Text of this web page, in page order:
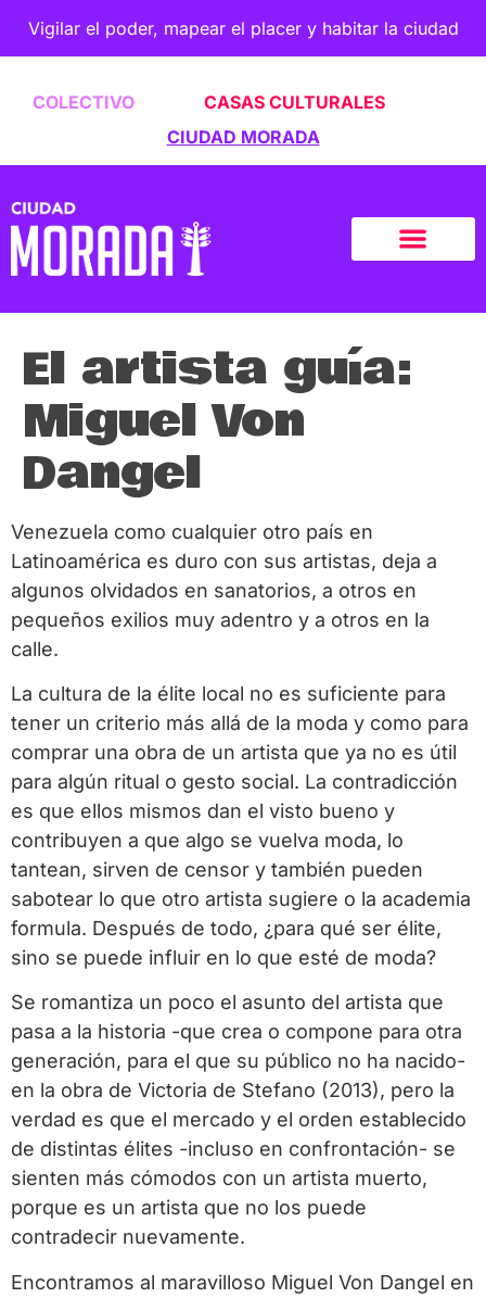
Vigilar el poder, mapear el placer y habitar la ciudad
COLECTIVO
CASAS CULTURALES
CIUDAD MORADA
El artista guía:
Miguel Von
Dangel
Venezuela como cualquier otro país en
Latinoamérica es duro con sus artistas, deja a
algunos olvidados en sanatorios, a otros en
pequeños exilios muy adentro y a otros en la
calle.
La cultura de la élite local no es suficiente para
tener un criterio más allá de la moda y como para
comprar una obra de un artista que ya no es útil
para algún ritual o gesto social. La contradicción
es que ellos mismos dan el visto bueno y
contribuyen a que algo se vuelva moda, lo
tantean, sirven de censor y también pueden
sabotear lo que otro artista sugiere o la academia
formula. Después de todo, ¿para qué ser élite,
sino se puede influir en lo que esté de moda?
Se romantiza un poco el asunto del artista que
pasa a la historia -que crea o compone para otra
generación, para el que su público no ha nacido-
en la obra de Victoria de Stefano (2013), pero la
verdad es que el mercado y el orden establecido
de distintas élites -incluso en confrontación- se
sienten más cómodos con un artista muerto,
porque es un artista que no los puede
contradecir nuevamente.
Encontramos al maravilloso Miguel Von Dangel en